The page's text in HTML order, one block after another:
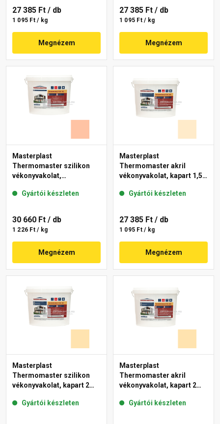
27 385 Ft / db
1 095 Ft / kg
Megnézem
27 385 Ft / db
1 095 Ft / kg
Megnézem
Masterplast
Thermomaster szilikon
vékonyvakolat,
15-D 25 kg
Gyártói készleten
30 660 Ft / db
1 226 Ft / kg
Megnézem
Masterplast
Thermomaster akril
vékonyvakolat, kapart 1,5
Gyártói készleten
27 385 Ft / db
1 095 Ft / kg
Megnézem
Masterplast
Thermomaster szilikon
vékonyvakolat, kapart 2
Gyártói készleten
Masterplast
Thermomaster akril
vékonyvakolat, kapart 2
Gyártói készleten